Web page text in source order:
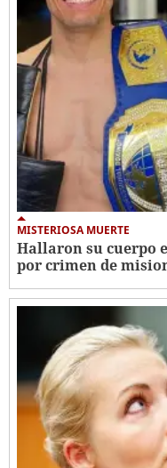
MISTERIOSA MUERTE
Hallaron su cuerpo
por crimen de